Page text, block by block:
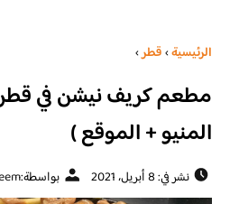
الرئيسية›قطر›
مطعم كريف نيشن في قطر
المنيو + الموقع )
نشر في: 8 أبريل، 2021 بواسطة: